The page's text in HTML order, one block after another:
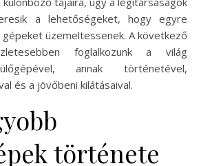
a lehetőségeket, hogy egyre
gépeket üzemeltessenek. A következő
foglalkozunk a világ
annak történetével,
és a jövőbeni kilátásaival.
története